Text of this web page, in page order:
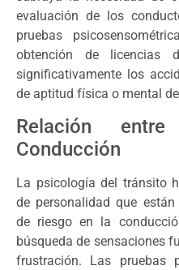
evaluación de los
pruebas
obtención de licencias
significativamente los
de aptitud física o mental
Relación
Conducción
La psicología del tránsito
de personalidad que
de riesgo en la
búsqueda de sensaciones
frustración. Las pruebas